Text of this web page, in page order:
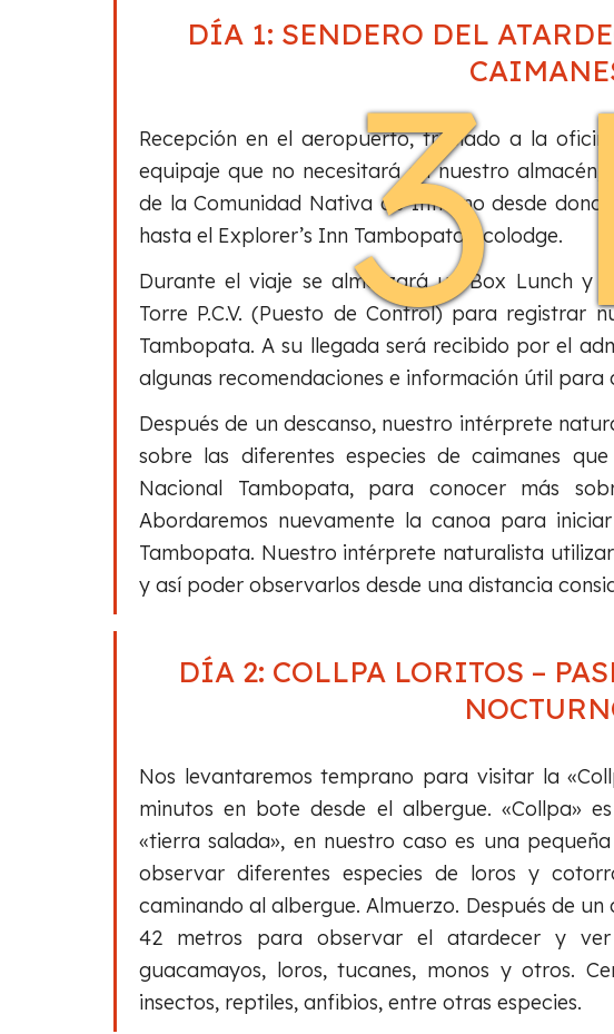
3
DÍA 1: SENDERO DEL
Recepción en el aeropuerto, traslado a la
equipaje que no necesitará en nuestro
de la Comunidad Nativa de Infierno desde
hasta el Explorer’s Inn Tambopata Ecolodge.
Durante el viaje se almorzará un Box Lunch y
Torre P.C.V. (Puesto de Control) para registrar
Tambopata. A su llegada será recibido por el
algunas recomendaciones e información útil para
Después de un descanso, nuestro intérprete
sobre las diferentes especies de caimanes
Nacional Tambopata, para conocer más
Abordaremos nuevamente la canoa para
Tambopata. Nuestro intérprete naturalista
y así poder observarlos desde una distancia
DÍA 2: COLLPA LORITOS –
Nos levantaremos temprano para visitar la
minutos en bote desde el albergue. «Collpa»
«tierra salada», en nuestro caso es una
observar diferentes especies de loros y
caminando al albergue. Almuerzo. Después de
42 metros para observar el atardecer y
guacamayos, loros, tucanes, monos y otros.
insectos, reptiles, anfibios, entre otras especies.